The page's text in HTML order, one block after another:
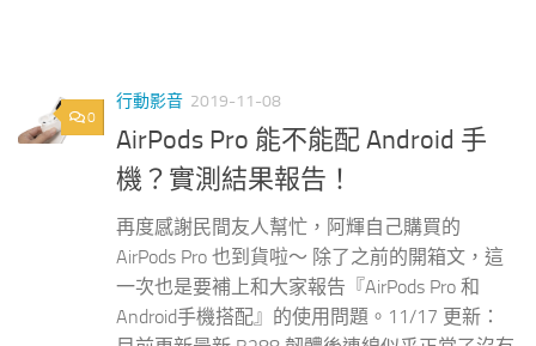
0
行動影音 2019-11-08
AirPods Pro 能不能配 Android 手
機？實測結果報告！
再度感謝民間友人幫忙，阿輝自己購買的
AirPods Pro 也到貨啦～ 除了之前的開箱文，這
一次也是要補上和大家報告『AirPods Pro 和
Android手機搭配』的使用問題。11/17 更新：